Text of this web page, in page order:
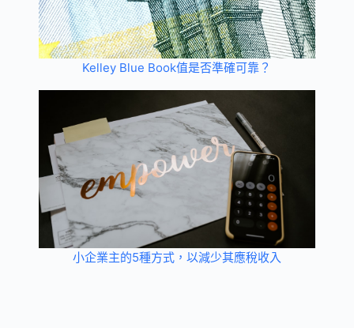
Kelley Blue Book值是否準確可靠？
小企業主的5種方式，以減少其應稅收入